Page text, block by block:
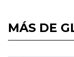
MÁS DE